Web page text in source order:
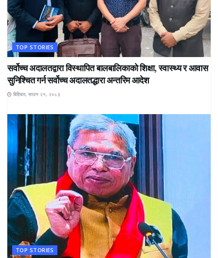
TOP STORIES
सर्वोच्च अदालतद्वारा विस्थापित बालबालिकाको शिक्षा, स्वास्थ्य र आवास
सुनिश्चित गर्न सर्वोच्च अदालतद्धारा अन्तरिम आदेश
बिहिबार, साउन २१, २०८३
TOP STORIES